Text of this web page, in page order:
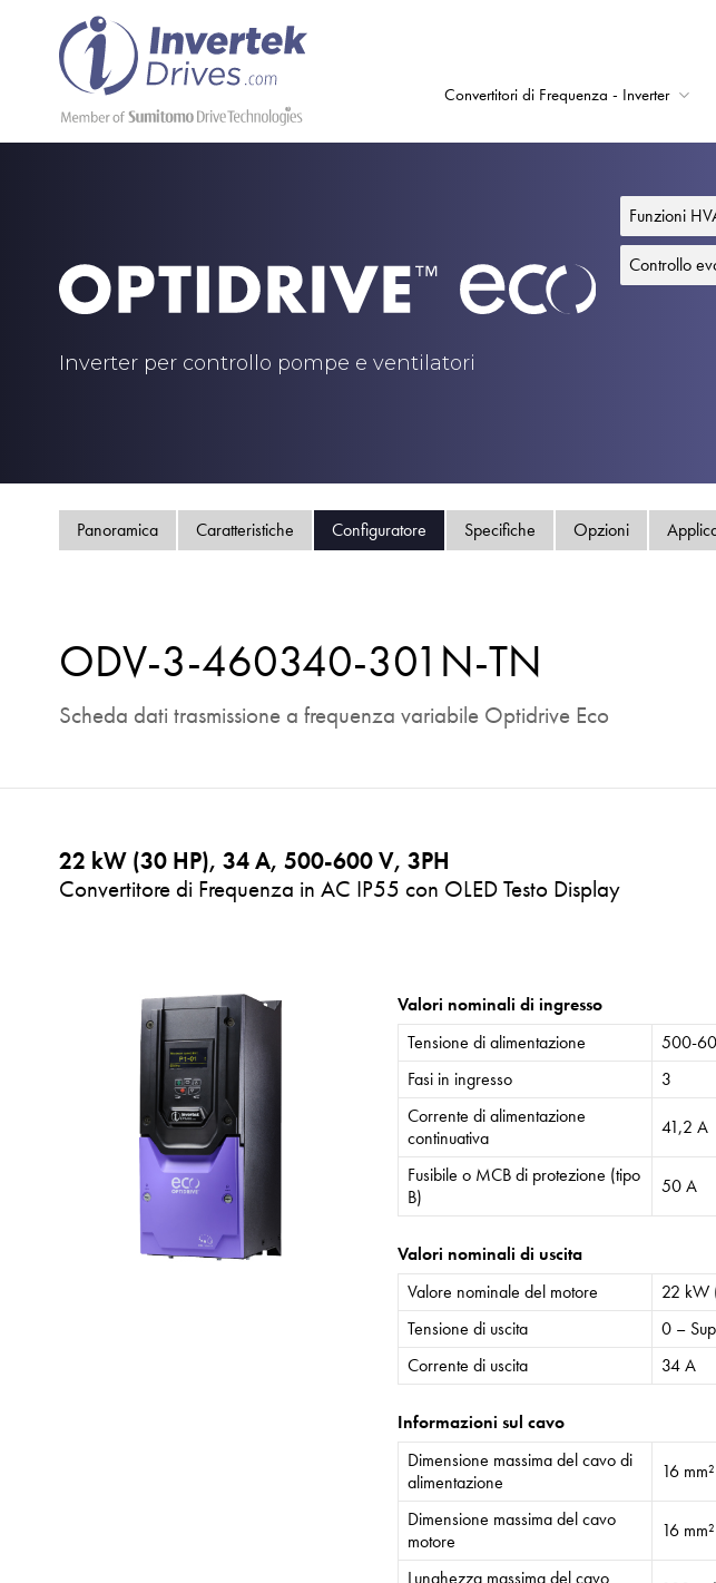
Convertitori di Frequenza - Inverter
Inverter per controllo pompe e ventilatori
Funzioni
Controllo
Panoramica Caratteristiche Configuratore Specifiche Opzioni
ODV-3-460340-301N-TN
Scheda dati trasmissione a frequenza variabile Optidrive Eco
22 kW (30 HP), 34 A, 500-600 V, 3PH
Convertitore di Frequenza in AC IP55 con OLED Testo Display
Valori nominali di ingresso
Tensione di alimentazione
500-
Fasi in ingresso
3
Corrente di alimentazione
continuativa
41,2 A
Fusibile o MCB di protezione (tipo
B)
50 A
Valori nominali di uscita
Valore nominale del motore
22 kW
Tensione di uscita
0 –
Corrente di uscita
34 A
Informazioni sul cavo
Dimensione massima del cavo di
alimentazione
16
Dimensione massima del cavo
motore
16
Lunghezza massima del cavo